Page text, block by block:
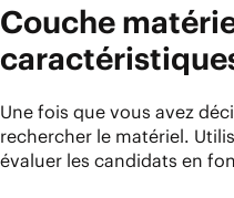
Couche
Une fois que vous avez
rechercher le matériel.
évaluer les candidats en